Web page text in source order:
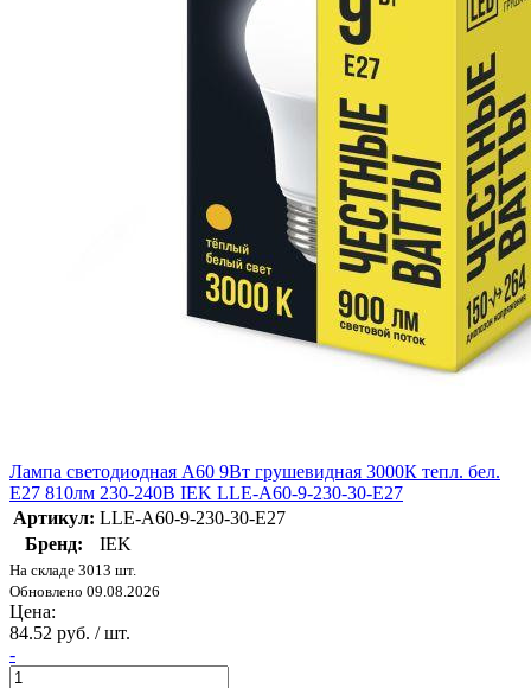
Лампа светодиодная A60 9Вт грушевидная 3000К тепл. бел.
E27 810лм 230-240В IEK LLE-A60-9-230-30-E27
Артикул: LLE-A60-9-230-30-E27
Бренд:
IEK
На складе 3013 шт.
Обновлено 09.08.2026
Цена:
84.52 руб. / шт.
-